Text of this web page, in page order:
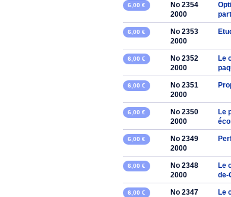
6,00 €
No 2354
2000
6,00 €
No 2353
2000
6,00 €
No 2352
2000
Le
6,00 €
No 2351
2000
6,00 €
No 2350
2000
Le
6,00 €
No 2349
2000
6,00 €
No 2348
2000
Le
de-
6,00 €
No 2347
Le